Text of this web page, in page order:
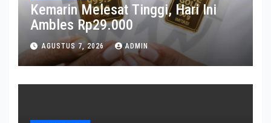
Kemarin Melesat Tinggi, Hari Ini
Ambles Rp29.000
AGUSTUS 7, 2026 ADMIN